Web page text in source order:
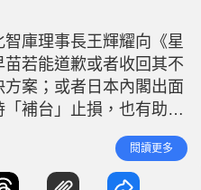
n
i
-
P
i
t
u
r
e
庫理事長王輝耀向《星
若能道歉或者收回其不
案；或者日本內閣出面
補台」止損，也有助於
學者李明江認為，中方接
，包括實施出口管制、
「直到日本方面更明確
閱讀更多